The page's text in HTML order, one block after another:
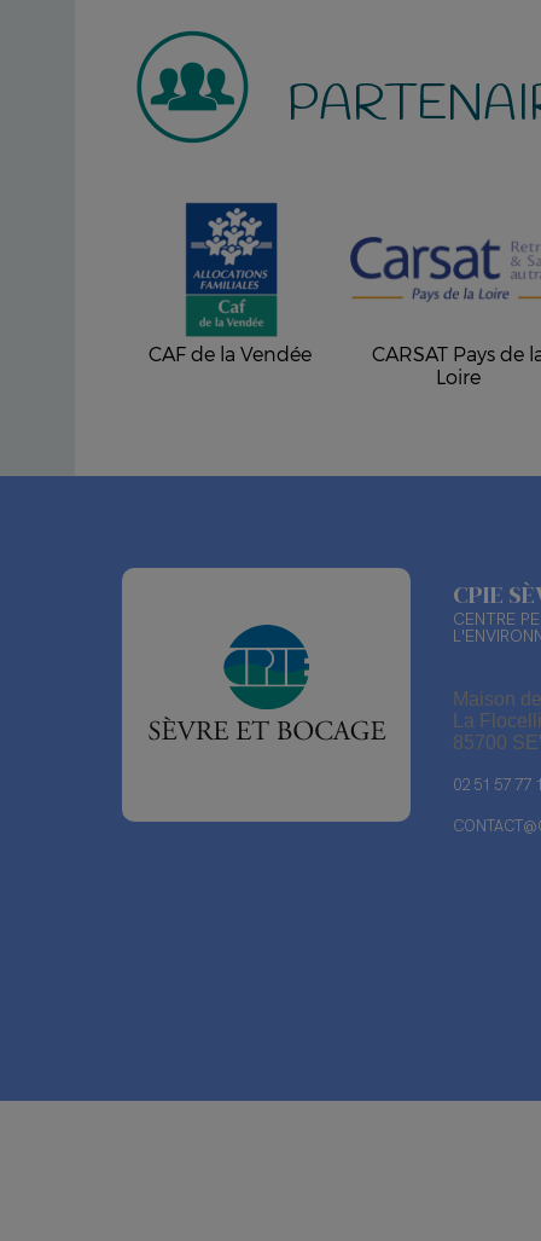
CAF de la Vendée
CARSAT Pays de
Loire
CPIE
CENTRE
Maison
La
85700
02 51 57 77